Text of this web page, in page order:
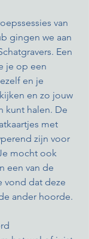
van
gingen we aan
Een
je op een
en je
en zo jouw
kunt halen. De
met
zijn voor
mocht ook
een van de
vond dat deze
ander hoorde.